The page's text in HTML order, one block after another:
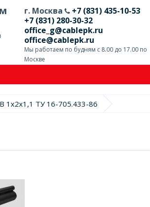
г. Москва
+7 (831) 435-10-53
+7 (831) 280-30-32
office_g@cablepk.ru
office@cablepk.ru
Мы работаем по будням с 8.00 до 17.00 по
Москве
1х2х1,1 ТУ 16-705.433-86